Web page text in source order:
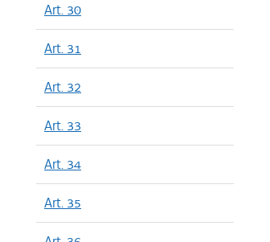
Art. 30
Art. 31
Art. 32
Art. 33
Art. 34
Art. 35